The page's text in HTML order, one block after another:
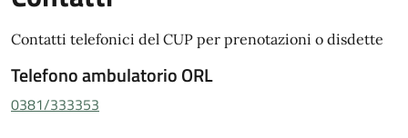
Contatti telefonici del CUP per prenotazioni o disdette
Telefono ambulatorio ORL
0381/333353